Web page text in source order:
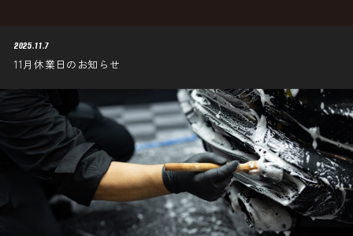
2025.11.7
11月休業日のお知らせ